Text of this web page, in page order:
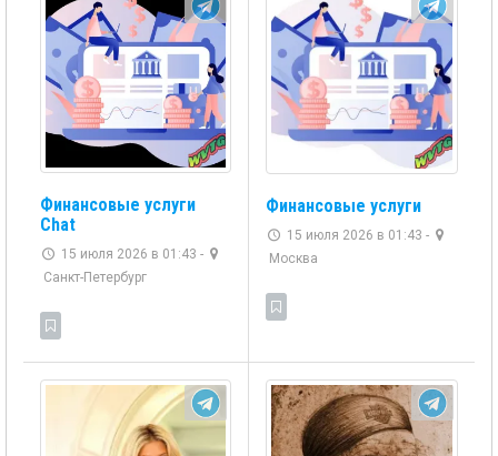
Финансовые услуги
Chat
15 июля 2026 в 01:43 -
Санкт-Петербург
Финансовые услуги
15 июля 2026 в 01:43 -
Москва